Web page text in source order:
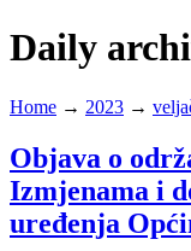
Daily
Home → 2023 →
Objava o
Izmjenama i
uređenja